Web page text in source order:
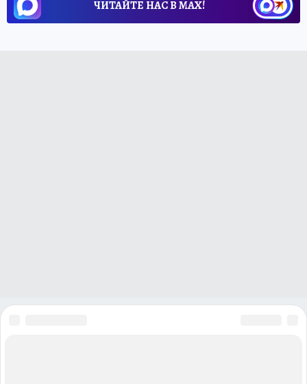
ЧИТАЙТЕ НАС В МАХ!